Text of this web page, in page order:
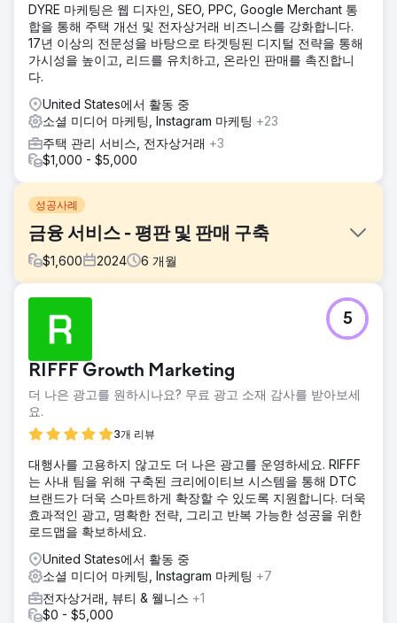
DYRE 마케팅은 웹 디자인, SEO, PPC, Google Merchant 통
합을 통해 주택 개선 및 전자상거래 비즈니스를 강화합니다.
17년 이상의 전문성을 바탕으로 타겟팅된 디지털 전략을 통해
가시성을 높이고, 리드를 유치하고, 온라인 판매를 촉진합니
다.
United States에서 활동 중
소셜 미디어 마케팅, Instagram 마케팅 +23
주택 관리 서비스, 전자상거래 +3
$1,000 - $5,000
성공사례
금융 서비스 - 평판 및 판매 구축
$1,600 2024 6 개월
저희의 목표는 더 큰 검색 볼륨 기회를 활용하기 위해 비브랜
드 키워드에 대한 강력한 SEO 입지를 구축하는 것이었습니다.
고객의 현재 SEO 전략은 월간 검색이 6,800건인 브랜드 키워
드에 크게 집중했지만, 월간 검색이 28,000건이라는 상당한
잠재력을 나타내는 비브랜드 키워드 카테고리에서는 가시성이
부족했습니다.
솔루션
타겟으로 하는 초석 콘텐츠 전략을 구현했습니다. 우리의 목표
는 백링크 활동에 의존하지 않고 권위와 가시성을 구축하는 것
이었습니다. 이 초석 콘텐츠는 동일한 주제 그룹 내의 롱테일
키워드 네트워크로 지원되었으며 관련성을 높이기 위한 강력
한 블로그 전략으로 뒷받침되었습니다. 모든 콘텐츠는 관련 키
워드, 메타 설명 및 구조화된 데이터로 최적화되었습니다.
결과
개선된 SEO 전략은 비브랜드 키워드의 가시성을 4%에서
19.77%로 증가시켜 Google, Yahoo, Bing에서 유기적 트래픽
RIFFF Growth Marketing
더 나은 광고를 원하시나요? 무료 광고 소재 감사를 받아보세
요.
3개 리뷰
5
대행사를 고용하지 않고도 더 나은 광고를 운영하세요. RIFFF
는 사내 팀을 위해 구축된 크리에이티브 시스템을 통해 DTC
브랜드가 더욱 스마트하게 확장할 수 있도록 지원합니다. 더욱
효과적인 광고, 명확한 전략, 그리고 반복 가능한 성공을 위한
로드맵을 확보하세요.
United States에서 활동 중
소셜 미디어 마케팅, Instagram 마케팅 +7
전자상거래, 뷰티 & 웰니스 +1
$0 - $5,000